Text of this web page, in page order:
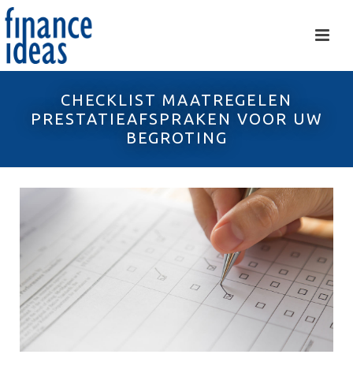
CHECKLIST MAATREGELEN
PRESTATIEAFSPRAKEN VOOR UW
BEGROTING